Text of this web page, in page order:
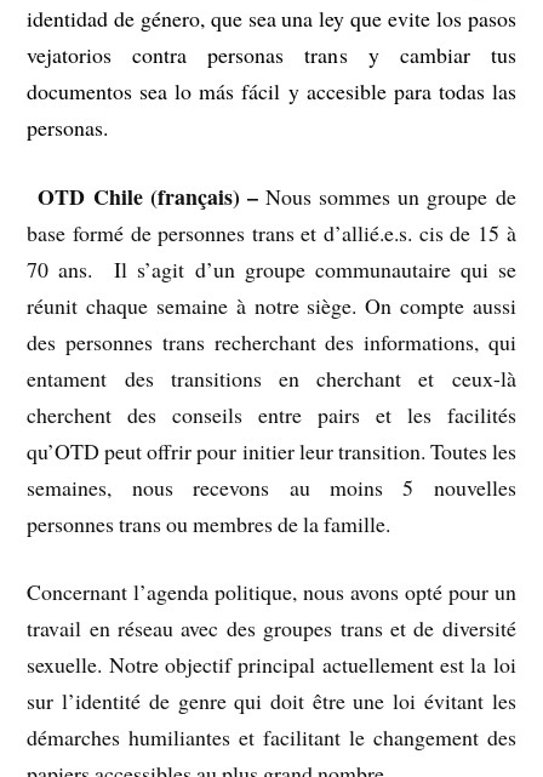
identidad de género, que sea una ley que evite los pasos
vejatorios contra personas trans y cambiar tus
documentos sea lo más fácil y accesible para todas las
personas.
–OTD Chile (français) – Nous sommes un groupe de
base formé de personnes trans et d’allié.e.s. cis de 15 à
70 ans. Il s’agit d’un groupe communautaire qui se
réunit chaque semaine à notre siège. On compte aussi
des personnes trans recherchant des informations, qui
entament des transitions en cherchant et ceux-là
cherchent des conseils entre pairs et les facilités
qu’OTD peut offrir pour initier leur transition. Toutes les
semaines, nous recevons au moins 5 nouvelles
personnes trans ou membres de la famille.
Concernant l’agenda politique, nous avons opté pour un
travail en réseau avec des groupes trans et de diversité
sexuelle. Notre objectif principal actuellement est la loi
sur l’identité de genre qui doit être une loi évitant les
démarches humiliantes et facilitant le changement des